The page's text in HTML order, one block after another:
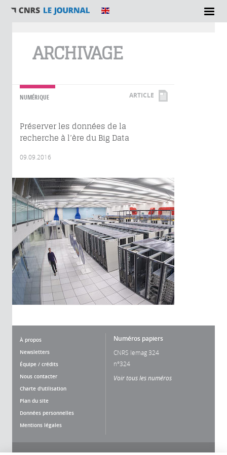
ARCHIVAGE
NUMÉRIQUE ARTICLE
Préserver les données de la
recherche à l’ère du Big Data
09.09.2016
À propos
Newsletters
Équipe / crédits
Nous contacter
Charte d'utilisation
Plan du site
Données personnelles
Mentions légales
Numéros papiers
CNRS lemag 324
n°324
Voir tous les numéros